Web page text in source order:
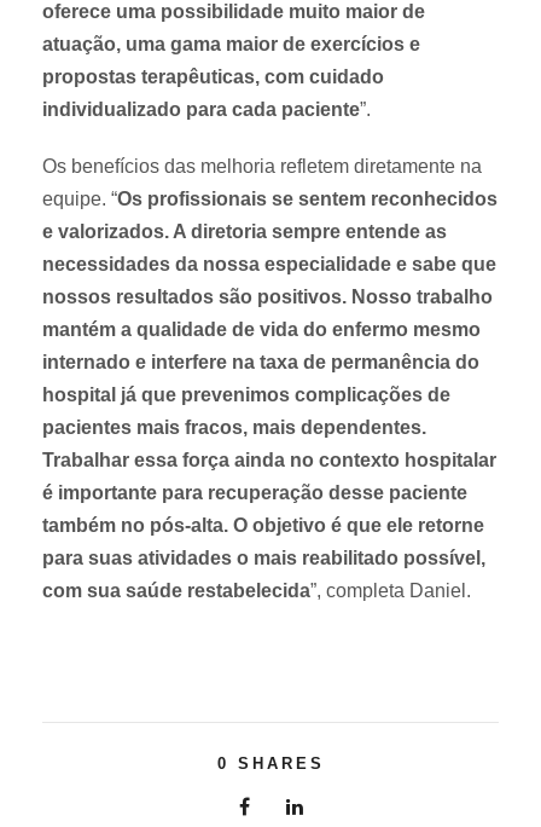
oferece uma possibilidade muito maior de
atuação, uma gama maior de exercícios e
propostas terapêuticas, com cuidado
individualizado para cada paciente”.
Os benefícios das melhoria refletem diretamente na
equipe. “Os profissionais se sentem reconhecidos
e valorizados. A diretoria sempre entende as
necessidades da nossa especialidade e sabe que
nossos resultados são positivos. Nosso trabalho
mantém a qualidade de vida do enfermo mesmo
internado e interfere na taxa de permanência do
hospital já que prevenimos complicações de
pacientes mais fracos, mais dependentes.
Trabalhar essa força ainda no contexto hospitalar
é importante para recuperação desse paciente
também no pós-alta. O objetivo é que ele retorne
para suas atividades o mais reabilitado possível,
com sua saúde restabelecida”, completa Daniel.
0 SHARES